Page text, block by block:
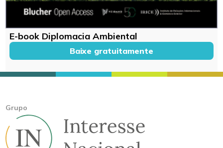
E-book Diplomacia Ambiental
Baixe gratuitamente
Grupo